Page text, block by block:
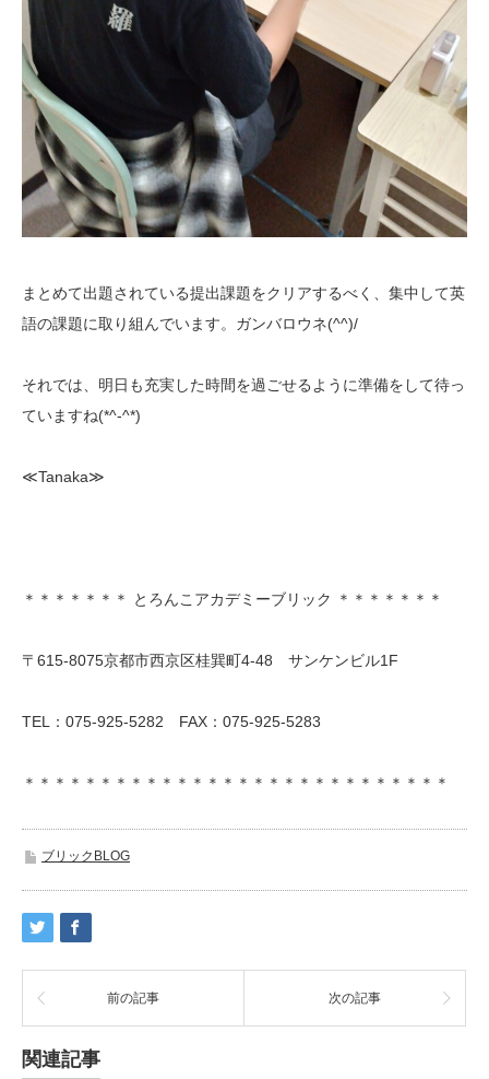
まとめて出題されている提出課題をクリアするべく、集中して英
語の課題に取り組んでいます。ガンバロウネ(^^)/
それでは、明日も充実した時間を過ごせるように準備をして待っ
ていますね(*^-^*)
≪Tanaka≫
＊＊＊＊＊＊＊ とろんこアカデミーブリック ＊＊＊＊＊＊＊
〒615-8075京都市西京区桂巽町4-48 サンケンビル1F
TEL：075-925-5282 FAX：075-925-5283
＊＊＊＊＊＊＊＊＊＊＊＊＊＊＊＊＊＊＊＊＊＊＊＊＊＊＊＊
ブリックBLOG
前の記事 次の記事
関連記事